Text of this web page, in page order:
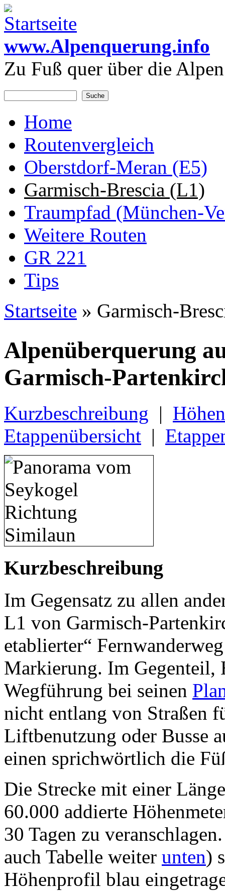
Direkt zum Inhalt
www.Alpenquerung.info
Zu Fuß quer über die Alpen
Hauptmenü
Home
Routenvergleich
Oberstdorf-Meran (E5)
Garmisch-Brescia (L1)
Traumpfad (München-
Weitere Routen
GR 221
Tips
Sie sind hier
Startseite » Garmisch-
Alpenüberquerung
Garmisch-
Kurzbeschreibung |
Etappenübersicht |
Kurzbeschreibung
Im Gegensatz zu allen
L1 von Garmisch-
etablierter“
Markierung. Im Gegenteil,
Wegführung bei seinen
nicht entlang von Straßen
Liftbenutzung oder Busse
einen sprichwörtlich die
Die Strecke mit einer
60.000 addierte
30 Tagen zu
auch Tabelle weiter unten)
Höhenprofil blau